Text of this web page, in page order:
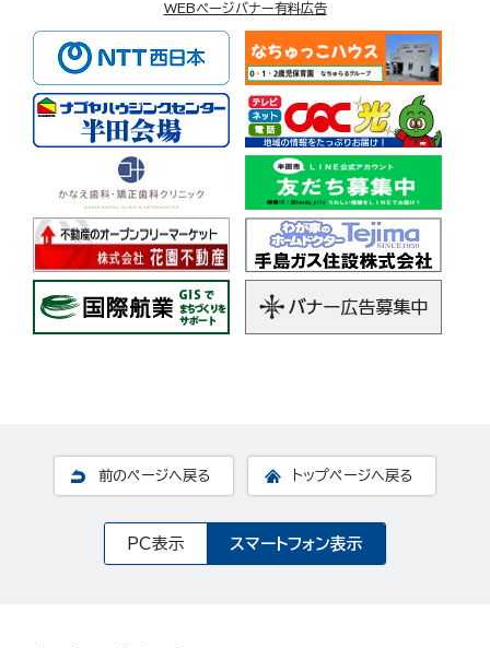
WEBページバナー有料広告
前のページへ戻る トップページへ戻る
PC表示 スマートフォン表示